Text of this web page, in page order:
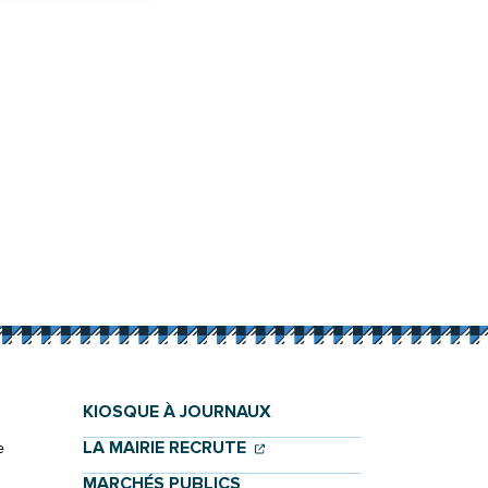
KIOSQUE À JOURNAUX
LA MAIRIE RECRUTE (OUVERTURE DANS UN
(OUVERTURE DANS UN
MARCHÉS PUBLICS